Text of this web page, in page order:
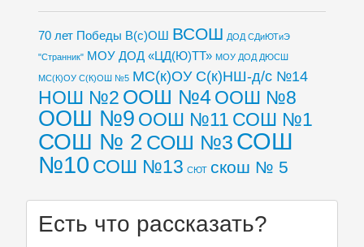
70 лет Победы В(с)ОШ ВСОШ ДОД СДиЮТиЭ
"Странник" МОУ ДОД «ЦД(Ю)ТТ» МОУ ДОД ДЮСШ
МС(К)ОУ С(К)ОШ №5 МС(к)ОУ С(к)НШ-д/с №14
НОШ №2 ООШ №4ООШ №8
ООШ №9 ООШ №11 СОШ №1
СОШ № 2 СОШ №3 СОШ
№10 СОШ №13 СЮТ скош № 5
Есть что рассказать?